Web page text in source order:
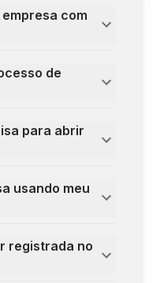
com
de
para abrir
usando meu
registrada no